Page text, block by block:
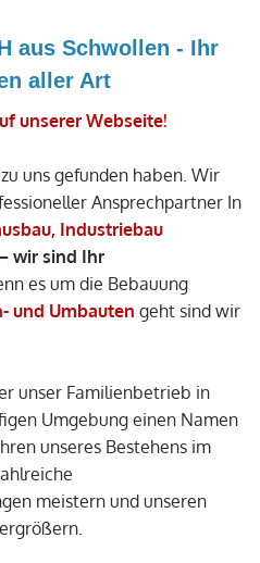
aus Schwollen - Ihr
aller Art
unserer Webseite!
uns gefunden haben. Wir
Ansprechpartner In
Industriebau
wir sind Ihr
es um die Bebauung
und Umbauten geht sind wir
unser Familienbetrieb in
Umgebung einen Namen
unseres Bestehens im
meistern und unseren